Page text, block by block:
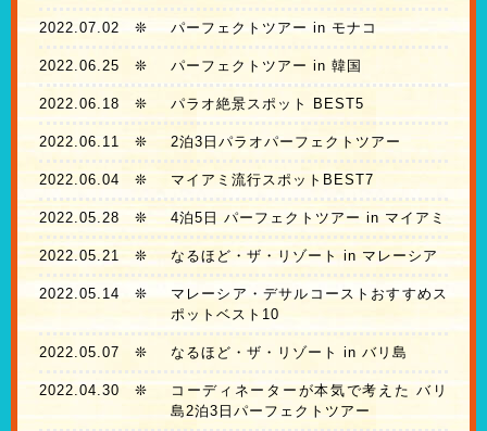
2022.07.02 ❊ パーフェクトツアー in モナコ
2022.06.25 ❊ パーフェクトツアー in 韓国
2022.06.18 ❊ パラオ絶景スポット BEST5
2022.06.11 ❊ 2泊3日パラオパーフェクトツアー
2022.06.04 ❊ マイアミ流行スポットBEST7
2022.05.28 ❊ 4泊5日 パーフェクトツアー in マイアミ
2022.05.21 ❊ なるほど・ザ・リゾート in マレーシア
2022.05.14 ❊
マレーシア・デサルコーストおすすめス
ポットベスト10
2022.05.07 ❊ なるほど・ザ・リゾート in バリ島
2022.04.30 ❊
コーディネーターが本気で考えた バリ
島2泊3日パーフェクトツアー